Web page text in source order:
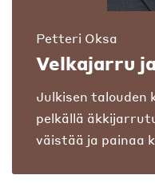
Petteri Oksa
Velkajarru
Julkisen talouden
pelkällä
väistää ja painaa